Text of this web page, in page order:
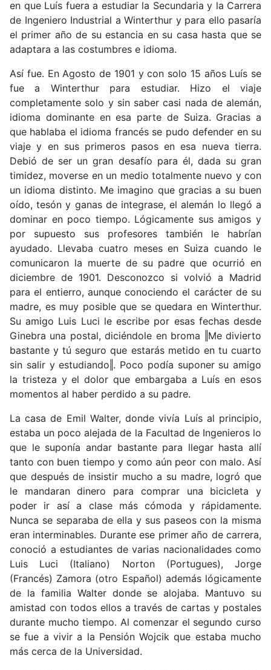
en que Luís fuera a estudiar la Secundaria y la Carrera
de Ingeniero Industrial a Winterthur y para ello pasaría
el primer año de su estancia en su casa hasta que se
adaptara a las costumbres e idioma.
Así fue. En Agosto de 1901 y con solo 15 años Luís se
fue a Winterthur para estudiar. Hizo el viaje
completamente solo y sin saber casi nada de alemán,
idioma dominante en esa parte de Suiza. Gracias a
que hablaba el idioma francés se pudo defender en su
viaje y en sus primeros pasos en esa nueva tierra.
Debió de ser un gran desafío para él, dada su gran
timidez, moverse en un medio totalmente nuevo y con
un idioma distinto. Me imagino que gracias a su buen
oído, tesón y ganas de integrase, el alemán lo llegó a
dominar en poco tiempo. Lógicamente sus amigos y
por supuesto sus profesores también le habrían
ayudado. Llevaba cuatro meses en Suiza cuando le
comunicaron la muerte de su padre que ocurrió en
diciembre de 1901. Desconozco si volvió a Madrid
para el entierro, aunque conociendo el carácter de su
madre, es muy posible que se quedara en Winterthur.
Su amigo Luis Luci le escribe por esas fechas desde
Ginebra una postal, diciéndole en broma ‖Me divierto
bastante y tú seguro que estarás metido en tu cuarto
sin salir y estudiando‖. Poco podía suponer su amigo
la tristeza y el dolor que embargaba a Luís en esos
momentos al haber perdido a su padre.
La casa de Emil Walter, donde vivía Luís al principio,
estaba un poco alejada de la Facultad de Ingenieros lo
que le suponía andar bastante para llegar hasta allí
tanto con buen tiempo y como aún peor con malo. Así
que después de insistir mucho a su madre, logró que
le mandaran dinero para comprar una bicicleta y
poder ir así a clase más cómoda y rápidamente.
Nunca se separaba de ella y sus paseos con la misma
eran interminables. Durante ese primer año de carrera,
conoció a estudiantes de varias nacionalidades como
Luis Luci (Italiano) Norton (Portugues), Jorge
(Francés) Zamora (otro Español) además lógicamente
de la familia Walter donde se alojaba. Mantuvo su
amistad con todos ellos a través de cartas y postales
durante mucho tiempo. Al comenzar el segundo curso
se fue a vivir a la Pensión Wojcik que estaba mucho
más cerca de la Universidad.